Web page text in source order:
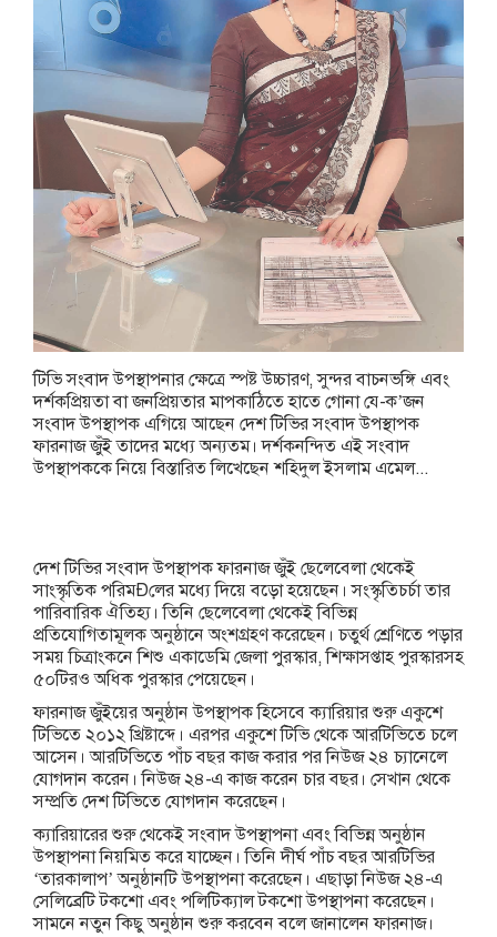
টিভি সংবাদ উপস্থাপনার ক্ষেত্রে স্পষ্ট উচ্চারণ, সুন্দর বাচনভঙ্গি এবং
দর্শকপ্রিয়তা বা জনপ্রিয়তার মাপকাঠিতে হাতে গোনা যে-ক’জন
সংবাদ উপস্থাপক এগিয়ে আছেন দেশ টিভির সংবাদ উপস্থাপক
ফারনাজ জুঁই তাদের মধ্যে অন্যতম। দর্শকনন্দিত এই সংবাদ
উপস্থাপককে নিয়ে বিস্তারিত লিখেছেন শহিদুল ইসলাম এমেল...
দেশ টিভির সংবাদ উপস্থাপক ফারনাজ জুঁই ছেলেবেলা থেকেই
সাংস্কৃতিক পরিমÐলের মধ্যে দিয়ে বড়ো হয়েছেন। সংস্কৃতিচর্চা তার
পারিবারিক ঐতিহ্য। তিনি ছেলেবেলা থেকেই বিভিন্ন
প্রতিযোগিতামূলক অনুষ্ঠানে অংশগ্রহণ করেছেন। চতুর্থ শ্রেণিতে পড়ার
সময় চিত্রাংকনে শিশু একাডেমি জেলা পুরস্কার, শিক্ষাসপ্তাহ পুরস্কারসহ
৫০টিরও অধিক পুরস্কার পেয়েছেন।
ফারনাজ জুঁইয়ের অনুষ্ঠান উপস্থাপক হিসেবে ক্যারিয়ার শুরু একুশে
টিভিতে ২০১২ খ্রিষ্টাব্দে। এরপর একুশে টিভি থেকে আরটিভিতে চলে
আসেন। আরটিভিতে পাঁচ বছর কাজ করার পর নিউজ ২৪ চ্যানেলে
যোগদান করেন। নিউজ ২৪-এ কাজ করেন চার বছর। সেখান থেকে
সম্প্রতি দেশ টিভিতে যোগদান করেছেন।
ক্যারিয়ারের শুরু থেকেই সংবাদ উপস্থাপনা এবং বিভিন্ন অনুষ্ঠান
উপস্থাপনা নিয়মিত করে যাচ্ছেন। তিনি দীর্ঘ পাঁচ বছর আরটিভির
‘তারকালাপ’ অনুষ্ঠানটি উপস্থাপনা করেছেন। এছাড়া নিউজ ২৪-এ
সেলিব্রেটি টকশো এবং পলিটিক্যাল টকশো উপস্থাপনা করেছেন।
সামনে নতুন কিছু অনুষ্ঠান শুরু করবেন বলে জানালেন ফারনাজ।